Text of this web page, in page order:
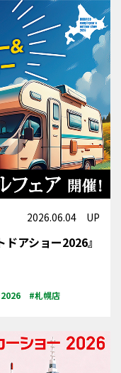
2026.06.04 UP
アショー2026』
#札幌店